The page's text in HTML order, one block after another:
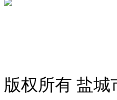
版权所有 盐城